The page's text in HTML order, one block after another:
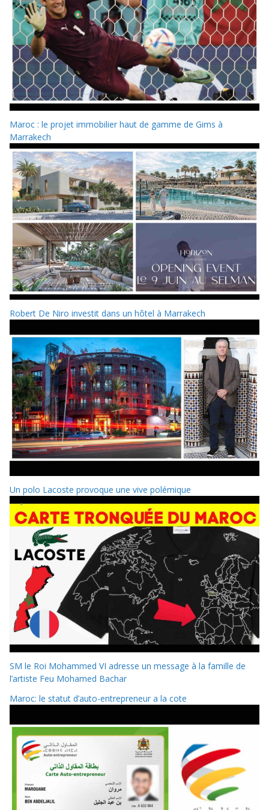
Maroc : le projet immobilier haut de gamme de Gims à
Marrakech
Robert De Niro investit dans un hôtel à Marrakech
Un polo Lacoste provoque une vive polémique
SM le Roi Mohammed VI adresse un message à la famille de
l’artiste Feu Mohamed Bachar
Maroc: le statut d’auto-entrepreneur a la cote